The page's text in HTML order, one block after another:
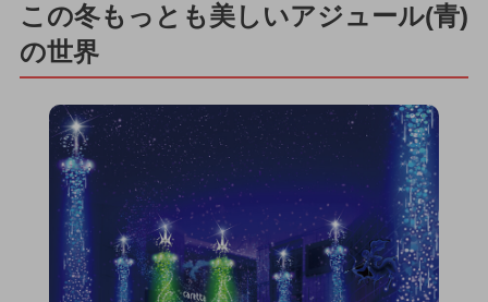
この冬もっとも美しいアジュール(青)
の世界